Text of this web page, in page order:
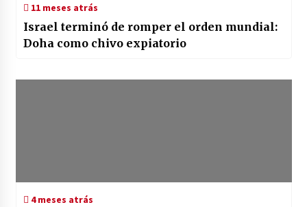
11 meses atrás
Israel terminó de romper el orden mundial:
Doha como chivo expiatorio
4 meses atrás